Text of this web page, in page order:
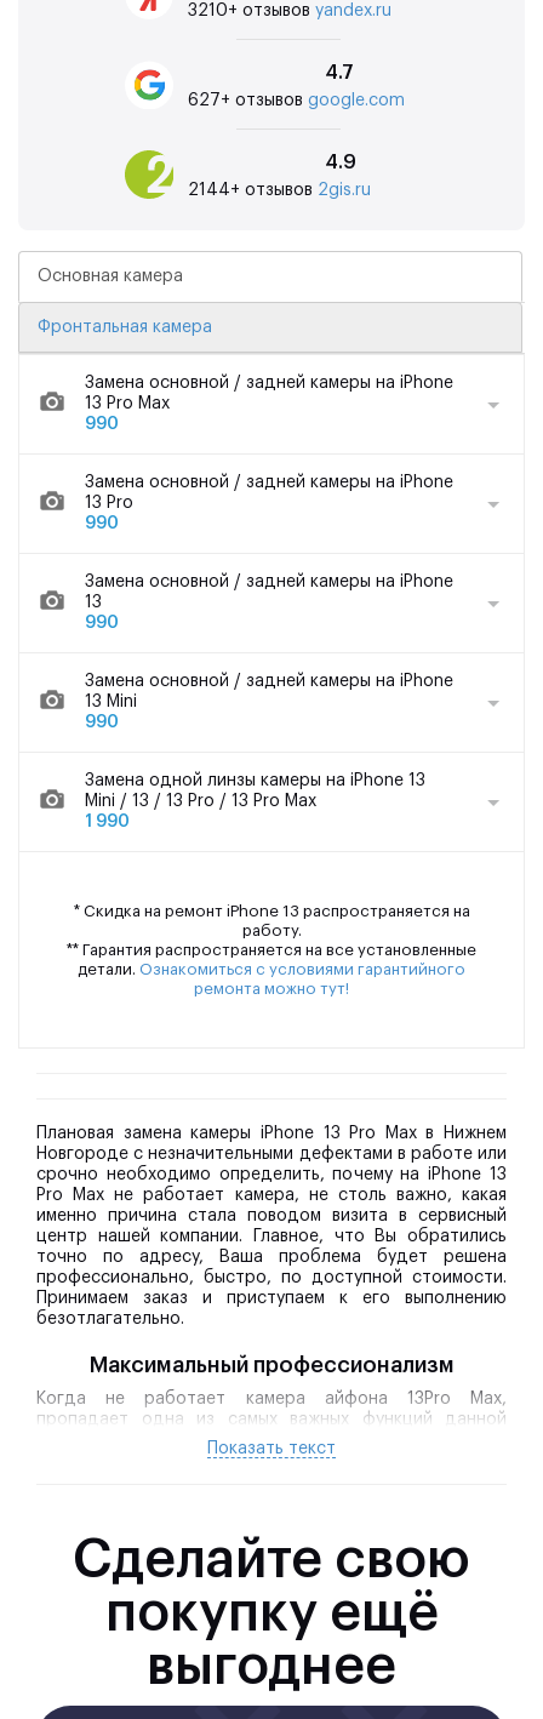
3210+ отзывов yandex.ru
4.7
627+ отзывов google.com
4.9
2144+ отзывов 2gis.ru
Основная камера
Фронтальная камера
Замена основной / задней камеры на iPhone
13 Pro Max
990
Замена основной / задней камеры на iPhone
13 Pro
990
Замена основной / задней камеры на iPhone
13
990
Замена основной / задней камеры на iPhone
13 Mini
990
Замена одной линзы камеры на iPhone 13
Mini / 13 / 13 Pro / 13 Pro Max
1 990
* Скидка на ремонт iPhone 13 распространяется на
работу.
** Гарантия распространяется на все установленные
детали. Ознакомиться с условиями гарантийного
ремонта можно тут!
Плановая замена камеры iPhone 13 Pro Max в Нижнем
Новгороде с незначительными дефектами в работе или
срочно необходимо определить, почему на iPhone 13
Pro Max не работает камера, не столь важно, какая
именно причина стала поводом визита в сервисный
центр нашей компании. Главное, что Вы обратились
точно по адресу, Ваша проблема будет решена
профессионально, быстро, по доступной стоимости.
Принимаем заказ и приступаем к его выполнению
безотлагательно.
Максимальный профессионализм
Когда не работает камера айфона 13Pro Max,
пропадает одна из самых важных функций данной
модели. Уникальные камеры 13 Про – одна из основных
причин гордости разработчиков, поэтому
Специфика устройства
последовательность, по которым проводится
замена камеры айфон 13 Про Макс. Тройной блок
камер требует особого внимания и аккуратной
работы. Чаще всего замена задней камеры iPhone
13 Pro Max проводится в комплексе, единым
блоком, но конкретика ремонта зависит от
характера повреждений и наличия определенных
Показать текст
Сделайте свою
покупку ещё
выгоднее